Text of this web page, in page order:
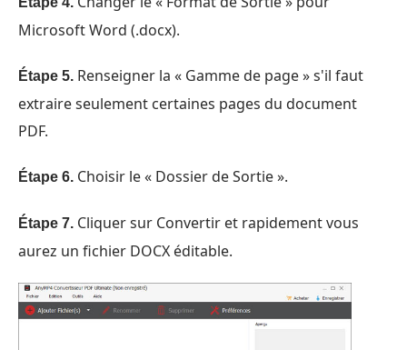
Microsoft Word (.docx).
Étape 5. Renseigner la « Gamme de page » s'il faut
extraire seulement certaines pages du document
PDF.
Étape 6. Choisir le « Dossier de Sortie ».
Étape 7. Cliquer sur Convertir et rapidement vous
aurez un fichier DOCX éditable.